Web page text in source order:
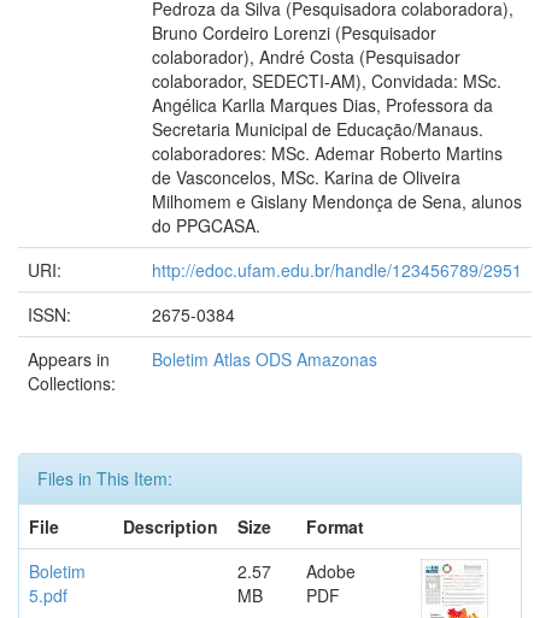
Pedroza da Silva (Pesquisadora colaboradora),
Bruno Cordeiro Lorenzi (Pesquisador
colaborador), André Costa (Pesquisador
colaborador, SEDECTI-AM), Convidada: MSc.
Angélica Karlla Marques Dias, Professora da
Secretaria Municipal de Educação/Manaus.
colaboradores: MSc. Ademar Roberto Martins
de Vasconcelos, MSc. Karina de Oliveira
Milhomem e Gislany Mendonça de Sena, alunos
do PPGCASA.
URI:
http://edoc.ufam.edu.br/handle/123456789/2951
ISSN:
2675-0384
Appears in
Collections:
Boletim Atlas ODS Amazonas
Files in This Item:
File
Description Size
Format
Boletim
5.pdf
2.57
MB
Adobe
PDF